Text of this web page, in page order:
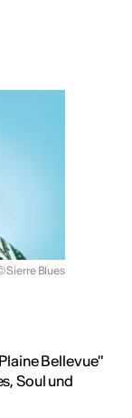
Sierre Blues
Bellevue"
Soul und